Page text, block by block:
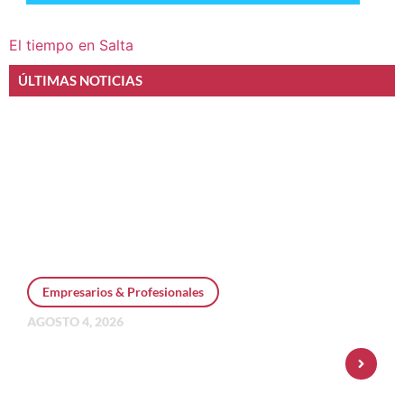
El tiempo en Salta
ÚLTIMAS NOTICIAS
Empresarios & Profesionales
AGOSTO 4, 2026